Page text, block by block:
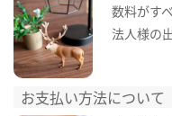
数料がす
法人様の
お支払い方法について